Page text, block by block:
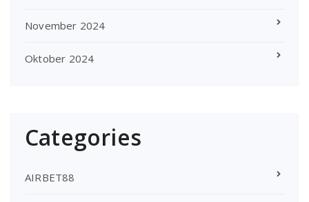
November 2024
Oktober 2024
Categories
AIRBET88